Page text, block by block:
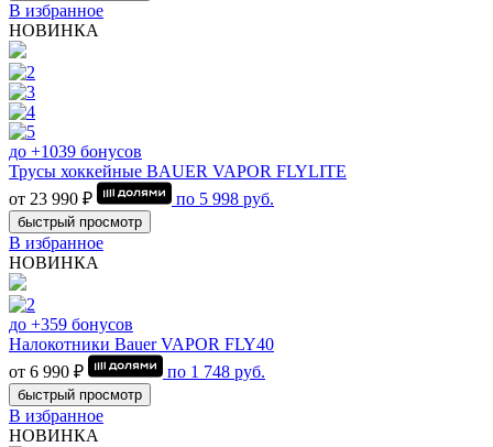
В избранное
НОВИНКА
до +1039 бонусов
Трусы хоккейные BAUER VAPOR FLYLITE
от 23 990 ₽
по 5 998 руб.
быстрый просмотр
В избранное
НОВИНКА
до +359 бонусов
Налокотники Bauer VAPOR FLY40
от 6 990 ₽
по 1 748 руб.
быстрый просмотр
В избранное
НОВИНКА